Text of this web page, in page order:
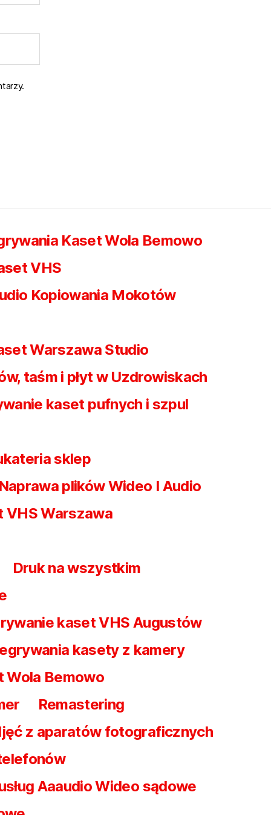
Kaset Wola Bemowo
VHS
Kopiowania Mokotów
Warszawa Studio
taśm i płyt w Uzdrowiskach
kaset pufnych i szpul
sklep
plików Wideo I Audio
Warszawa
Druk na wszystkim
kaset VHS Augustów
kasety z kamery
Wola Bemowo
Remastering
z aparatów fotograficznych
Aaaudio Wideo sądowe